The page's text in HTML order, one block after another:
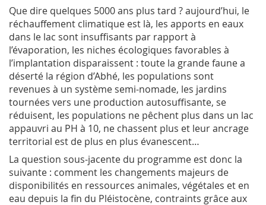
Que dire quelques 5000 ans plus tard ? aujourd’hui, le
réchauffement climatique est là, les apports en eaux
dans le lac sont insuffisants par rapport à
l’évaporation, les niches écologiques favorables à
l’implantation disparaissent : toute la grande faune a
déserté la région d’Abhé, les populations sont
revenues à un système semi-nomade, les jardins
tournées vers une production autosuffisante, se
réduisent, les populations ne pêchent plus dans un lac
appauvri au PH à 10, ne chassent plus et leur ancrage
territorial est de plus en plus évanescent…
La question sous-jacente du programme est donc la
suivante : comment les changements majeurs de
disponibilités en ressources animales, végétales et en
eau depuis la fin du Pléistocène, contraints grâce aux